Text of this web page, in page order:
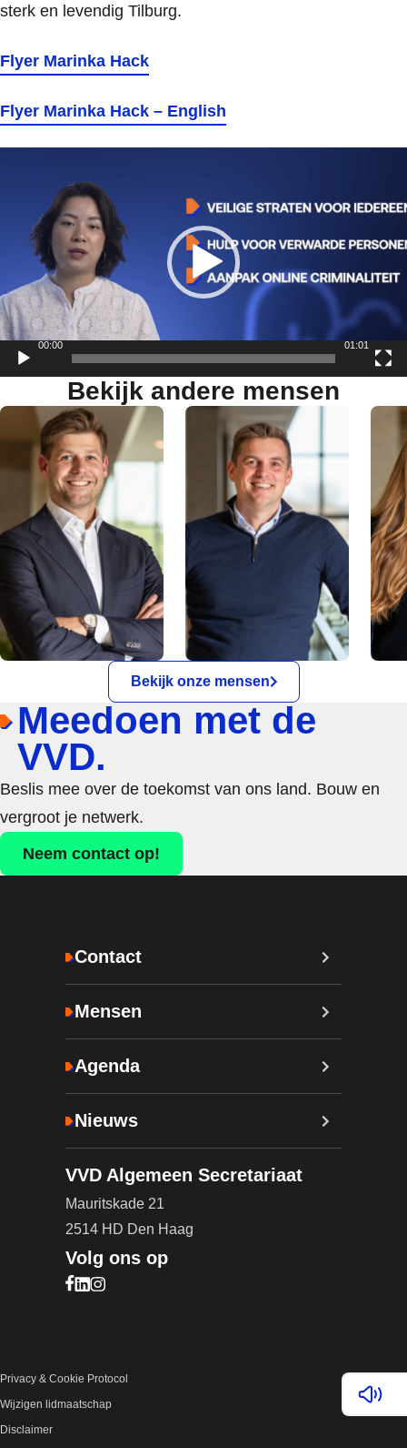
sterk en levendig Tilburg.
Flyer Marinka Hack
Flyer Marinka Hack – English
00:00 01:01
Bekijk andere mensen
Bekijk onze mensen
Lees
Meedoen met de
VVD.
Beslis mee over de toekomst van ons land. Bouw en
vergroot je netwerk.
Neem contact op!
Contact
Mensen
Agenda
Nieuws
VVD Algemeen Secretariaat
Mauritskade 21
2514 HD Den Haag
Volg ons op
Bezoek onze Facebook pagina (opent in nieuw
Bezoek onze LinkedIn pagina (opent in nieuw
Bezoek onze Instagram pagina (opent in
Privacy & Cookie Protocol
Wijzigen lidmaatschap
Disclaimer